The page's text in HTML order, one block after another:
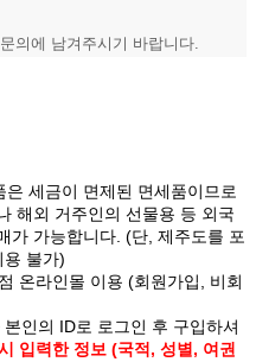
의에 남겨주시기 바랍니다.
세금이 면제된 면세품이므로
해외 거주인의 선물용 등 외국
가 가능합니다. (단, 제주도를 포
용 불가)
온라인몰 이용 (회원가입, 비회
인의 ID로 로그인 후 구입하셔
입력한 정보 (국적, 성별, 여권